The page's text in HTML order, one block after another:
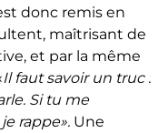
donc remis en
maîtrisant de
et par la même
Il faut savoir un truc :
Si tu me
rappe».Une